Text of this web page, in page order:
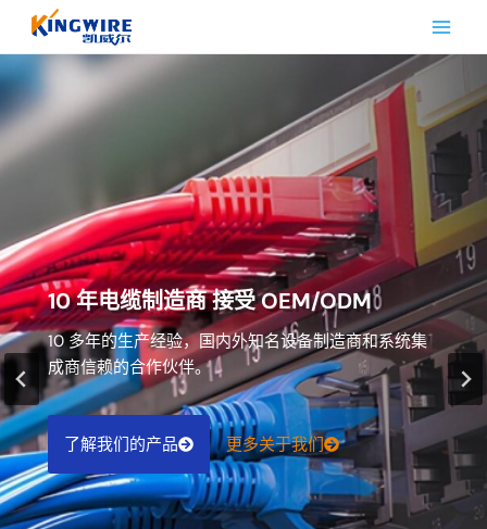
内
10 年电缆制造商 接受 OEM/ODM
10 多年的生产经验，国内外知名设备制造商和系统集
成商信赖的合作伙伴。
了解我们的产品 更多关于我们
以太网电缆批发
支持 Profinet/EtherCAT/EtherNET，工业抗震伺服高
柔性网线，拖链 2000 万次，防水等级达 IP67。
了解我们的产品 更多关于我们
专业从事高品质网络电缆的生产、销售和服务
主要经营超五类、六类、七类、八类网络电缆和网络跳线以及
综合布线产品